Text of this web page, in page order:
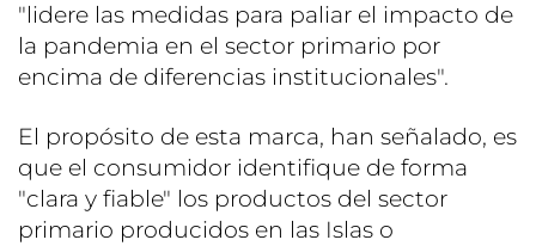
"lidere las medidas para paliar el impacto de
la pandemia en el sector primario por
encima de diferencias institucionales".
El propósito de esta marca, han señalado, es
que el consumidor identifique de forma
"clara y fiable" los productos del sector
primario producidos en las Islas o